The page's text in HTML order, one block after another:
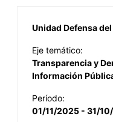
Unidad Defensa
Eje temático:
Transparencia y
Información
Período:
01/11/2025 - 31/